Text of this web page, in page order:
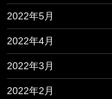
2022年5月
2022年4月
2022年3月
2022年2月